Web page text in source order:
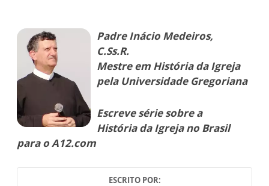
Padre Inácio Medeiros,
C.Ss.R.
Mestre em História da Igreja
pela Universidade Gregoriana
Escreve série sobre a
História da Igreja no Brasil
para o A12.com
ESCRITO POR: